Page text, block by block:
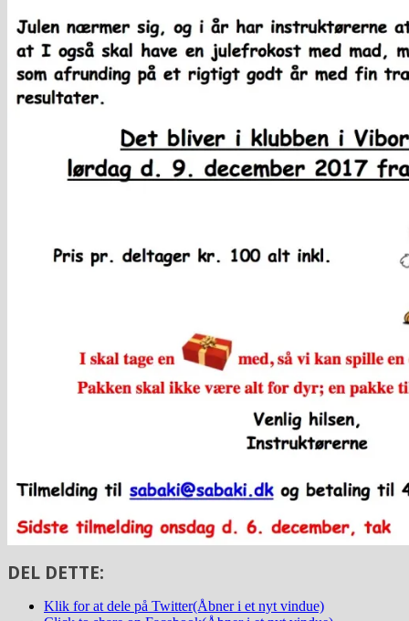
DEL DETTE:
Klik for at dele på Twitter(Åbner i et nyt vindue)